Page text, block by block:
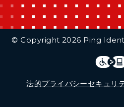
© Copyright 2026 Ping
法的プライバシーセキュリ